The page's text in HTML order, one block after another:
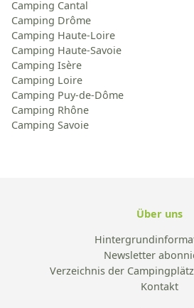
Camping Cantal
Camping Drôme
Camping Haute-Loire
Camping Haute-Savoie
Camping Isère
Camping Loire
Camping Puy-de-Dôme
Camping Rhône
Camping Savoie
Über uns
Newsletter
Verzeichnis der
Kontakt